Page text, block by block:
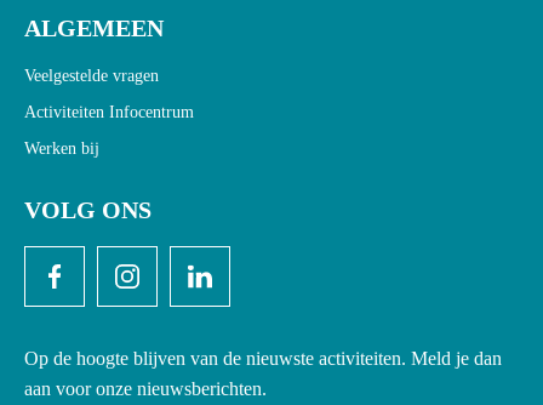
ALGEMEEN
Veelgestelde vragen
Activiteiten Infocentrum
Werken bij
VOLG ONS
Op de hoogte blijven van de nieuwste activiteiten. Meld je dan
aan voor onze nieuwsberichten.